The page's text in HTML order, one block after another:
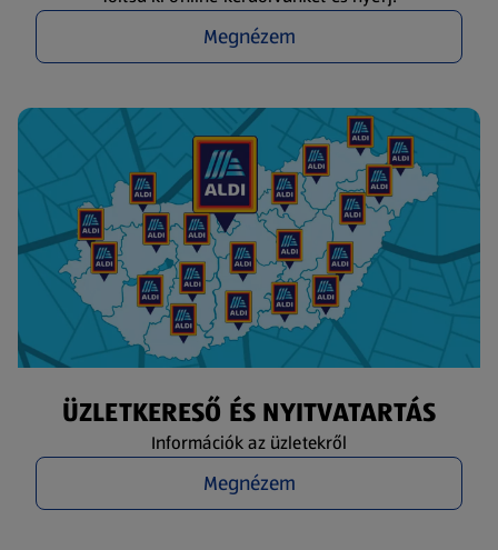
Megnézem
ÜZLETKERESŐ ÉS NYITVATARTÁS
Információk az üzletekről
Megnézem